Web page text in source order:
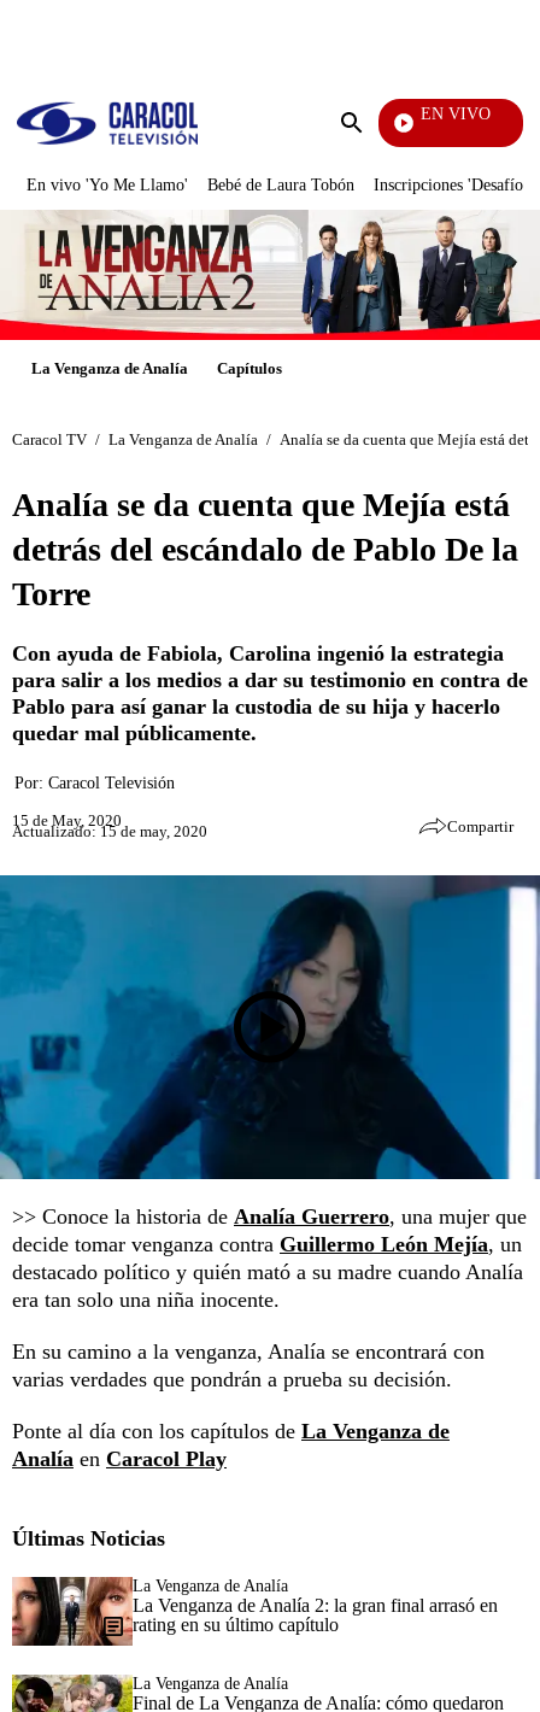
Enviar
EN VIVO
EFÉ
En vivo 'Yo Me Llamo' Bebé de Laura Tobón Inscripciones 'Desafío'
La Venganza de Analía Capítulos
Caracol TV / La Venganza de Analía / Analía se da cuenta que Mejía está
Analía se da cuenta que Mejía está
detrás del escándalo de Pablo De la
Torre
Con ayuda de Fabiola, Carolina ingenió la estrategia
para salir a los medios a dar su testimonio en contra de
Pablo para así ganar la custodia de su hija y hacerlo
quedar mal públicamente.
Por: Caracol Televisión
15 de May, 2020
Actualizado: 15 de may, 2020 Compartir
>> Conoce la historia de Analía Guerrero, una mujer que
decide tomar venganza contra Guillermo León Mejía, un
destacado político y quién mató a su madre cuando Analía
era tan solo una niña inocente.
En su camino a la venganza, Analía se encontrará con
varias verdades que pondrán a prueba su decisión.
Ponte al día con los capítulos de La Venganza de
Analía en Caracol Play
Últimas Noticias
La Venganza de Analía
La Venganza de Analía 2: la gran final arrasó en
rating en su último capítulo
La Venganza de Analía
Final de La Venganza de Analía: cómo quedaron